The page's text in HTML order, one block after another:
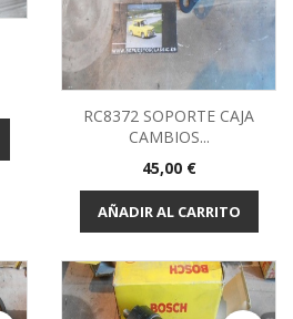
RC8372 SOPORTE CAJA
CAMBIOS...
Precio
45,00 €
AÑADIR AL CARRITO